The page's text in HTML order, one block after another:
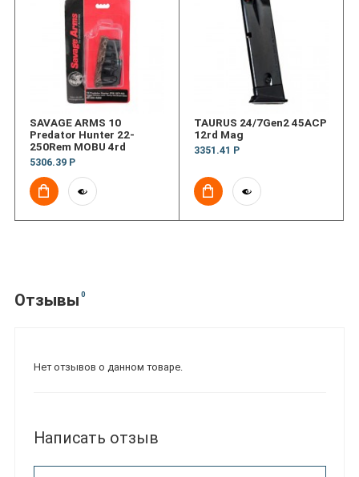
SAVAGE ARMS 10
Predator Hunter 22-
250Rem MOBU 4rd
5306.39 Р
TAURUS 24/7Gen2 45ACP
12rd Mag
3351.41 Р
Отзывы 0
Нет отзывов о данном товаре.
Написать отзыв